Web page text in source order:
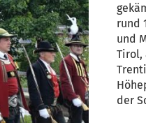
rund
und
Tirol,
der